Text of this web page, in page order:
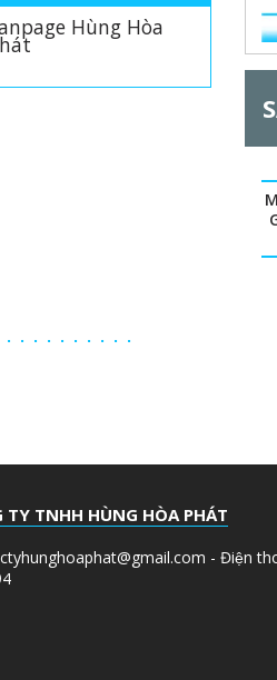
Hùng Hòa
TY TNHH HÙNG HÒA PHÁT
- Điện